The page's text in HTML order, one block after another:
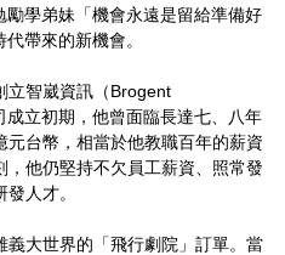
學弟妹「機會永遠是留給準備好
帶來的新機會。
立智崴資訊（Brogent
立初期，他曾面臨長達七、八年
台幣，相當於他教職百年的薪資
他仍堅持不欠員工薪資、照常發
人才。
大世界的「飛行劇院」訂單。當